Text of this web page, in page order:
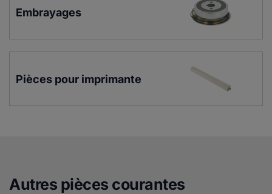
Embrayages
Pièces pour imprimante
Autres pièces courantes